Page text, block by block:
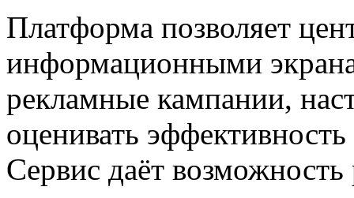
Платформа позволяет
информационными
рекламные кампании,
оценивать
Сервис даёт возможность